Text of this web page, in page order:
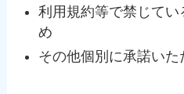
利用規約等で禁じて
め
その他個別に承諾いた